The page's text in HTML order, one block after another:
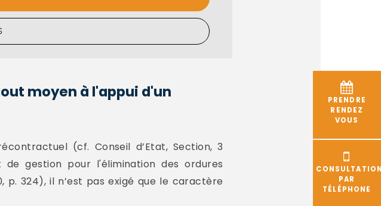
PRENDRE
RENDEZ
VOUS
PAR
TÉLÉPHONE
moyen à l'appui d'un
(cf. Conseil d’Etat, Section, 3
gestion pour l'élimination des ordures
p. 324), il n’est pas exigé que le caractère